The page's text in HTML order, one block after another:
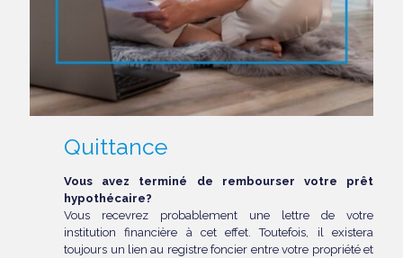
Quittance
Vous avez terminé de rembourser votre prêt
hypothécaire?
Vous recevrez probablement une lettre de votre
institution financière à cet effet. Toutefois, il existera
toujours un lien au registre foncier entre votre propriété et